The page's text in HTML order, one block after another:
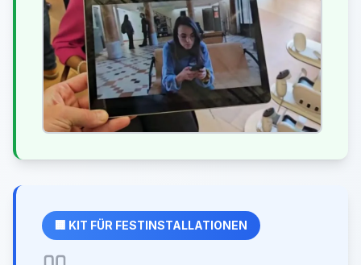
KIT FÜR FESTINSTALLATIONEN